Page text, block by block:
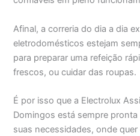
Afinal, a correria do dia a dia
eletrodomésticos estejam
para preparar uma refeição
frescos, ou cuidar das roupas.
É por isso que a Electrolux
Domingos está sempre
suas necessidades, onde